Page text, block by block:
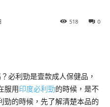
0
518
必利勁是壹款成人保健品，
服用印度必利勁的時候，是不
勁的時候，先了解清楚本品的